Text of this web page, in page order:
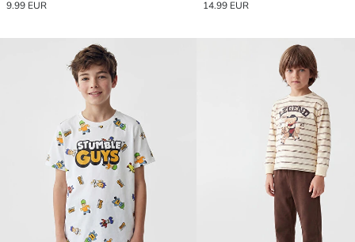
9.99 EUR 14.99 EUR